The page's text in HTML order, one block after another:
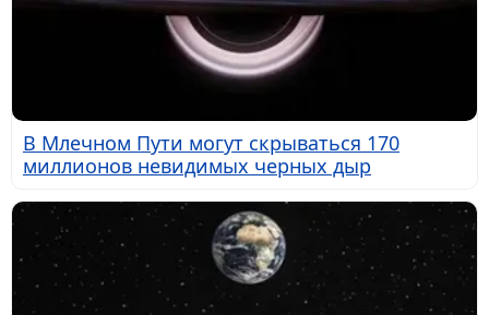
В Млечном Пути могут скрываться 170
миллионов невидимых черных дыр